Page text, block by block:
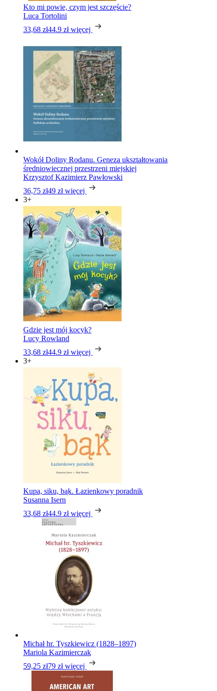
Kto mi powie, czym jest szczęście?
Luca Tortolini
33,68 zł44.9 zł więcej
Wokół Doliny Rodanu. Geneza ukształtowania
średniowiecznej przestrzeni miejskiej
Krzysztof Kazimierz Pawłowski
36,75 zł49 zł więcej
3+
Gdzie jest mój kocyk?
Lucy Rowland
33,68 zł44.9 zł więcej
3+
Kupa, siku, bąk. Łazienkowy poradnik
Susanna Isern
33,68 zł44.9 zł więcej
Michał hr. Tyszkiewicz (1828–1897)
Mariola Kazimierczak
59,25 zł79 zł więcej